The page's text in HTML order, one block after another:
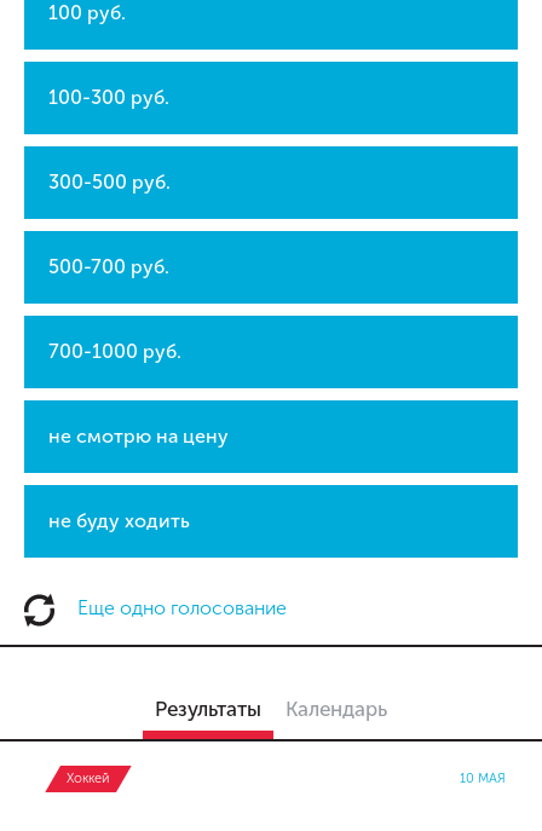
100 руб.
100-300 руб.
300-500 руб.
500-700 руб.
700-1000 руб.
не смотрю на цену
не буду ходить
Еще одно голосование
Результаты Календарь
Хоккей 10 МАЯ